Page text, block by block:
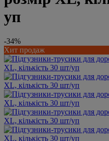
уп
-34%
Хит продаж